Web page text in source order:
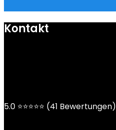
Kontakt
5.0 ⭐⭐⭐⭐⭐ (41 Bewertungen)